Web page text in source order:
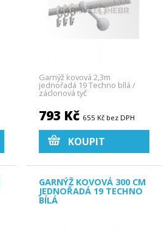
Garnýž kovová 2,3m
jednořadá 19 Techno bílá /
záclonová tyč
793 Kč 655 Kč bez DPH
KOUPIT
GARNÝŽ KOVOVÁ 300 CM
JEDNOŘADÁ 19 TECHNO
BÍLÁ